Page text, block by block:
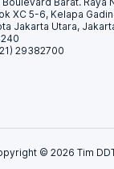
XC 5-6, Kelapa
Jakarta Utara,
29382700
© 2026 Tim